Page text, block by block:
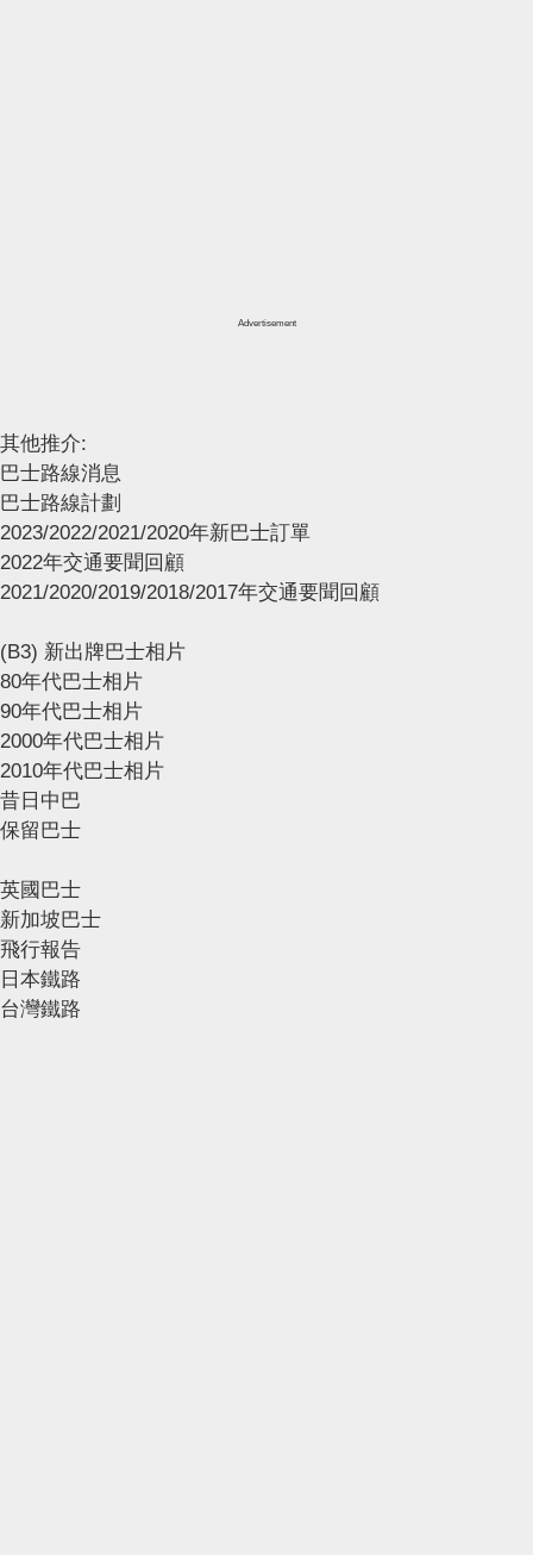
Advertisement
其他推介:
巴士路線消息
巴士路線計劃
2023/2022/2021/2020年新巴士訂單
2022年交通要聞回顧
2021/2020/2019/2018/2017年交通要聞回顧
(B3) 新出牌巴士相片
80年代巴士相片
90年代巴士相片
2000年代巴士相片
2010年代巴士相片
昔日中巴
保留巴士
英國巴士
新加坡巴士
飛行報告
日本鐵路
台灣鐵路